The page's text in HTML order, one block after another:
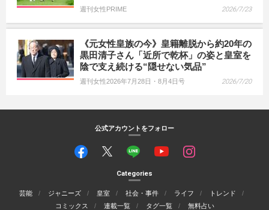
週刊女性PRIME 2026/7/23
《元女性皇族の今》皇籍離脱から約20年の
黒田清子さん「近所で乾杯」の姿と皇室を
陰で支え続ける“隠せない気品”
週刊女性2026年7月28日・8月4日号 2026/7/20
公式アカウントをフォロー
Categories
芸能 ジャニーズ 皇室 社会・事件 ライフ
トレンド
コミックス
連載一覧 タグ一覧 無料占い